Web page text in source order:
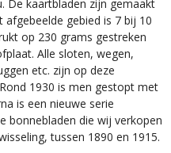
De kaartbladen zijn gemaakt
afgebeelde gebied is 7 bij 10
op 230 grams gestreken
Alle sloten, wegen,
etc. zijn op deze
1930 is men gestopt met
is een nieuwe serie
bonnebladen die wij verkopen
tussen 1890 en 1915.